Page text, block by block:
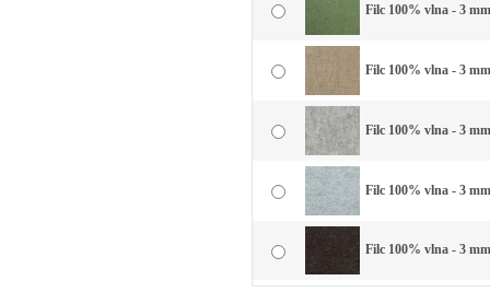
Filc 100% vlna - 3
Filc 100% vlna - 3
Filc 100% vlna - 3
Filc 100% vlna - 3
Filc 100% vlna - 3